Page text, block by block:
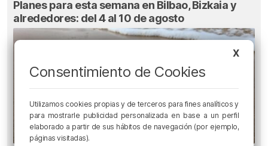
Planes para esta semana en Bilbao, Bizkaia y
alrededores: del 4 al 10 de agosto
X
Consentimiento de Cookies
Utilizamos cookies propias y de terceros para fines analíticos y
para mostrarle publicidad personalizada en base a un perfil
elaborado a partir de sus hábitos de navegación (por ejemplo,
páginas visitadas).